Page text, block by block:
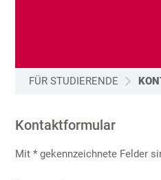
FÜR STUDIERENDE
Kontaktformular
Mit * gekennzeichnete Felder